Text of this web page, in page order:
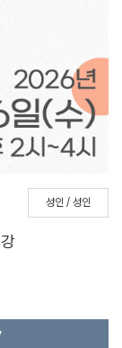
성인 / 성인